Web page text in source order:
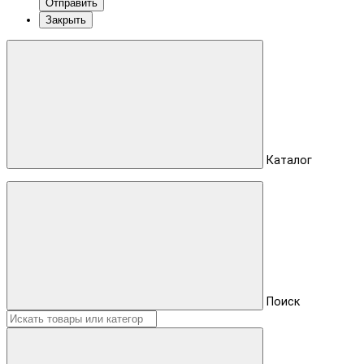
Отправить
Закрыть
Каталог
Поиск